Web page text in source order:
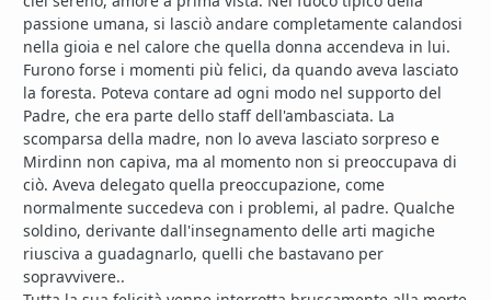
passione umana, si lasciò andare completamente calandosi
nella gioia e nel calore che quella donna accendeva in lui.
Furono forse i momenti più felici, da quando aveva lasciato
la foresta. Poteva contare ad ogni modo nel supporto del
Padre, che era parte dello staff dell'ambasciata. La
scomparsa della madre, non lo aveva lasciato sorpreso e
Mirdinn non capiva, ma al momento non si preoccupava di
ciò. Aveva delegato quella preoccupazione, come
normalmente succedeva con i problemi, al padre. Qualche
soldino, derivante dall'insegnamento delle arti magiche
riusciva a guadagnarlo, quelli che bastavano per
sopravvivere..